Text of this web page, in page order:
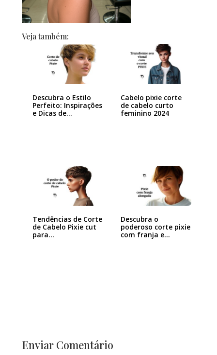
Veja também:
Descubra o Estilo
Perfeito: Inspirações
e Dicas de…
Cabelo pixie corte
de cabelo curto
feminino 2024
Tendências de Corte
de Cabelo Pixie cut
para…
Descubra o
poderoso corte pixie
com franja e
Enviar Comentário